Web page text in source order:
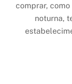
comprar,
noturna,